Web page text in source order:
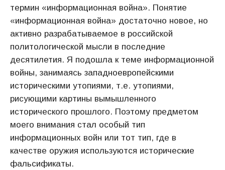
термин «информационная война». Понятие
«информационная война» достаточно новое, но
активно разрабатываемое в российской
политологической мысли в последние
десятилетия. Я подошла к теме информационной
войны, занимаясь западноевропейскими
историческими утопиями, т.е. утопиями,
рисующими картины вымышленного
исторического прошлого. Поэтому предметом
моего внимания стал особый тип
информационных войн или тот тип, где в
качестве оружия используются исторические
фальсификаты.